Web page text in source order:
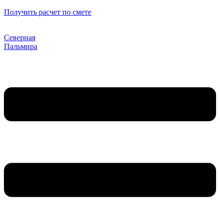
Получить расчет по смете
Северная
Пальмира